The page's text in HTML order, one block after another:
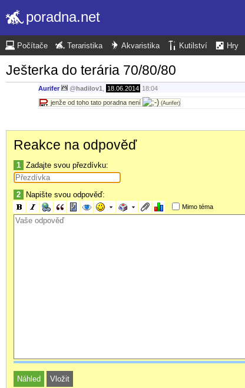
poradna.net
Počítače Teraristika Akvaristika Kutilství Hry
Ješterka do terária 70/80/80
Aurifer @hadilov1 18.06.2014 18:04
jenže od toho tato poradna není (Aurifer)
Reakce na odpověď
1 Zadajte svou přezdívku:
2 Napište svou odpověď:
Mimo téma